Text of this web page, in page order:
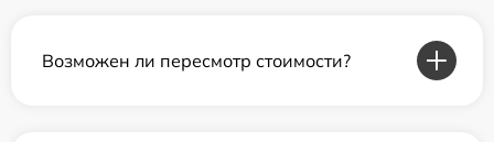
Возможен ли пересмотр стоимости?